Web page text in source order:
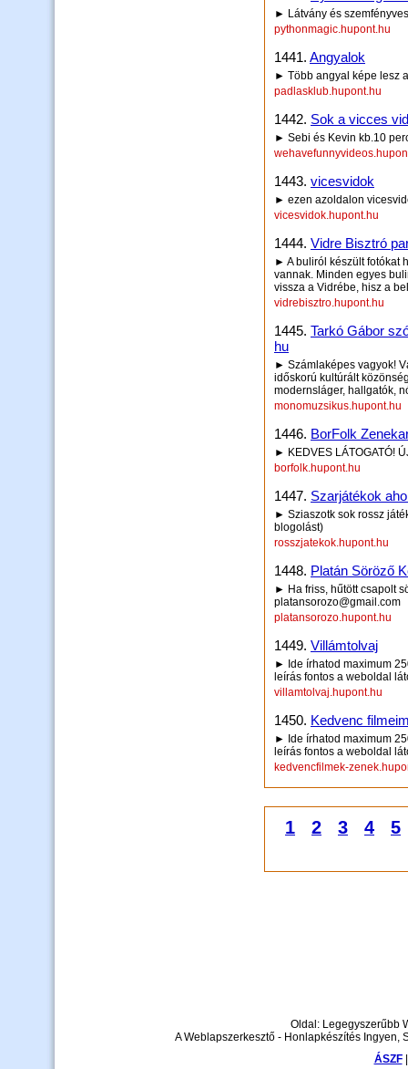
► Látvány és
pythonmagic.hupont.hu
1441. Angyalok
► Több angyal képe lesz
padlasklub.hupont.hu
1442. Sok a vicces
► Sebi és Kevin kb.10
1443. vicesvidok
► ezen azoldalon
vicesvidok.hupont.hu
1444. Vidre Bisztró
► A buliról készült fotókat
vannak. Minden egyes
vissza a Vidrébe, hisz a
vidrebisztro.hupont.hu
1445. Tarkó Gábor
hu
► Számlaképes vagyok!
időskorú kultúrált
modernsláger, hallgatók,
monomuzsikus.hupont.hu
1446. BorFolk
► KEDVES LÁTOGATÓ!
borfolk.hupont.hu
1447. Szarjátékok
► Sziaszotk sok rossz
blogolást)
rosszjatekok.hupont.hu
1448. Platán Söröző
► Ha friss, hűtött csapolt
platansorozo@gmail.com
platansorozo.hupont.hu
1449. Villámtolvaj
► Ide írhatod maximum
leírás fontos a weboldal
villamtolvaj.hupont.hu
1450. Kedvenc
► Ide írhatod maximum
leírás fontos a weboldal
kedvencfilmek-
1 2 3 4 5
Oldal: Legegyszerűbb
A Weblapszerkesztő - Honlapkészítés Ingyen,
ÁSZF